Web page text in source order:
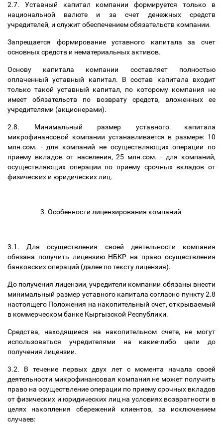
2.7. Уставный капитал компании формируется только в
национальной валюте и за счет денежных средств
учредителей, и служит обеспечением обязательств компании.
Запрещается формирование уставного капитала за счет
основных средств и нематериальных активов.
Основу капитала компании составляет полностью
оплаченный уставный капитал. В состав капитала входит
только такой уставный капитал, по которому компания не
имеет обязательств по возврату средств, вложенных ее
учредителями (акционерами).
2.8. Минимальный размер уставного капитала
микрофинансовой компании устанавливается в размере: 10
млн.сом. - для компаний не осуществляющих операции по
приему вкладов от населения, 25 млн.сом. - для компаний,
осуществляющих операции по приему срочных вкладов от
физических и юридических лиц.
3. Особенности лицензирования компаний
3.1. Для осуществления своей деятельности компания
обязана получить лицензию НБКР на право осуществления
банковских операций (далее по тексту лицензия).
До получения лицензии, учредители компании обязаны внести
минимальный размер уставного капитала согласно пункту 2.8
настоящего Положения на накопительный счет, открываемый
в коммерческом банке Кыргызской Республики.
Средства, находящиеся на накопительном счете, не могут
использоваться учредителями на какие-либо цели до
получения лицензии.
3.2. В течение первых двух лет с момента начала своей
деятельности микрофинансовая компания не может получить
право на осуществление операции по приему срочных вкладов
от физических и юридических лиц на условиях возвратности в
целях накопления сбережений клиентов, за исключением
случаев: